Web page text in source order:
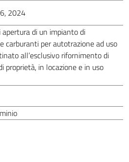
2024
apertura di un impianto di
carburanti per autotrazione ad uso
all’esclusivo rifornimento di
proprietà, in locazione e in uso